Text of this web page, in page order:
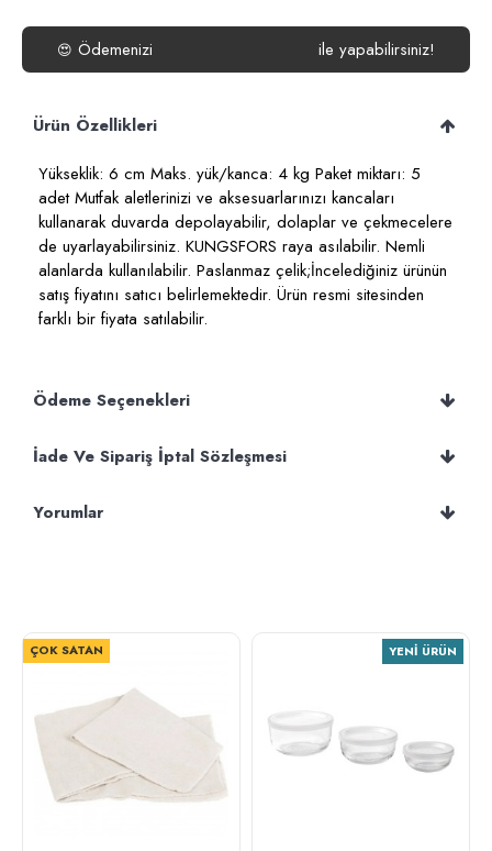
😍 Ödemenizi ile yapabilirsiniz!
Ürün Özellikleri
Yükseklik: 6 cm Maks. yük/kanca: 4 kg Paket miktarı: 5
adet Mutfak aletlerinizi ve aksesuarlarınızı kancaları
kullanarak duvarda depolayabilir, dolaplar ve çekmecelere
de uyarlayabilirsiniz. KUNGSFORS raya asılabilir. Nemli
alanlarda kullanılabilir. Paslanmaz çelik;İncelediğiniz ürünün
satış fiyatını satıcı belirlemektedir. Ürün resmi sitesinden
farklı bir fiyata satılabilir.
Ödeme Seçenekleri
İade Ve Sipariş İptal Sözleşmesi
Yorumlar
ÇOK SATAN YENI ÜRÜN